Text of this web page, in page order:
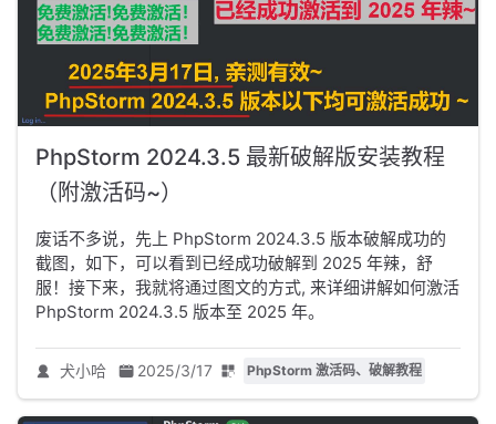
PhpStorm 2024.3.5 最新破解版安装教程
（附激活码~）
废话不多说，先上 PhpStorm 2024.3.5 版本破解成功的
截图，如下，可以看到已经成功破解到 2025 年辣，舒
服！接下来，我就将通过图文的方式, 来详细讲解如何激活
PhpStorm 2024.3.5 版本至 2025 年。
犬小哈 2025/3/17 PhpStorm 激活码、破解教程